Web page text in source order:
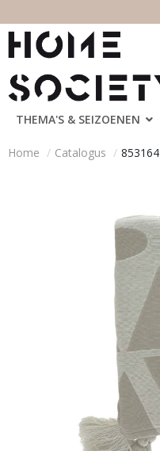
THEMA'S & SEIZOENEN
Home Catalogus 853164